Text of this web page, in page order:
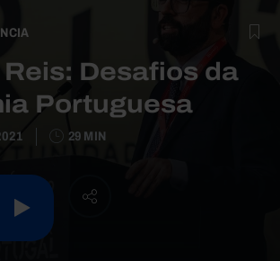
Desafios da
Portuguesa
29 MIN